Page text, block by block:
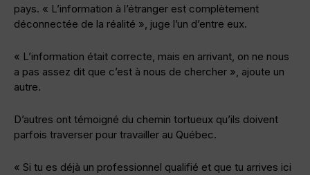
pays. « L’information à l’étranger est complètement
déconnectée de la réalité », juge l’un d’entre eux.
« L’information était correcte, mais en arrivant, on ne nous
a pas assez dit que c’est à nous de chercher », ajoute un
autre.
D’autres ont témoigné du chemin tortueux qu’ils doivent
parfois traverser pour travailler au Québec.
« Si tu es déjà un professionnel qualifié et que tu arrives ici